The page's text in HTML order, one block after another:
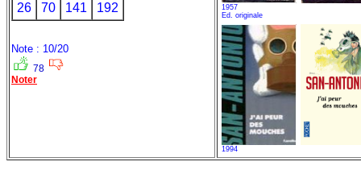
26 70 141 192
Note : 10/20
78
Noter
1957
Ed. originale
1994